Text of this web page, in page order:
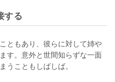
する
ともあり、彼らに対して姉や
す。意外と世間知らずな一面
うこともしばしば。